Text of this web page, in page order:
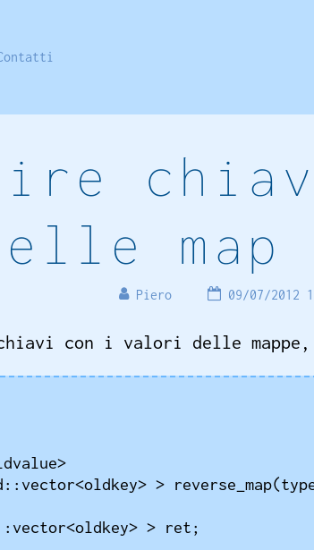
map
Piero 09/07/2012
con i valori delle mappe,
>